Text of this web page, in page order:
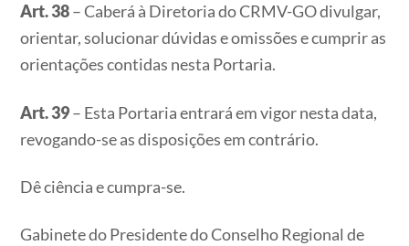
Art. 38– Caberá à Diretoria do CRMV-GO divulgar,
orientar, solucionar dúvidas e omissões e cumprir as
orientações contidas nesta Portaria.
Art. 39– Esta Portaria entrará em vigor nesta data,
revogando-se as disposições em contrário.
Dê ciência e cumpra-se.
Gabinete do Presidente do Conselho Regional de